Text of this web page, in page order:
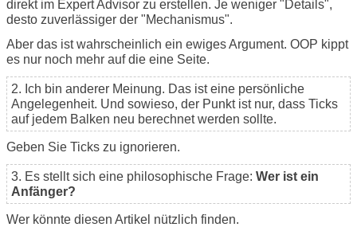
direkt im Expert Advisor zu erstellen. Je weniger "Details",
desto zuverlässiger der "Mechanismus".
Aber das ist wahrscheinlich ein ewiges Argument. OOP kippt
es nur noch mehr auf die eine Seite.
2. Ich bin anderer Meinung. Das ist eine persönliche
Angelegenheit. Und sowieso, der Punkt ist nur, dass Ticks
auf jedem Balken neu berechnet werden sollte.
Geben Sie Ticks zu ignorieren.
3. Es stellt sich eine philosophische Frage: Wer ist ein
Anfänger?
Wer könnte diesen Artikel nützlich finden.